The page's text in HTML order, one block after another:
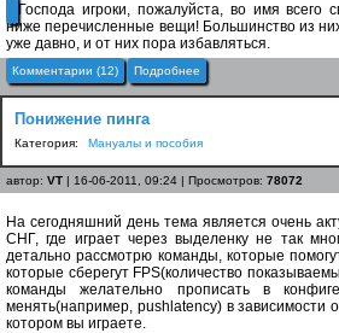
Господа игроки, пожалуйста, во имя всего
ниже перечисленные вещи! Большинство из
уже давно, и от них пора избавляться.
Комментарии (12) Подробнее
Понижение пинга
Категория: Мануалы и пособия
автор: VT | 16-06-2011, 09:24 | Просмотров: 78072
На сегодняшний день тема является очень
СНГ, где играет через выделенку не так
детально рассмотрю команды, которые
которые сберегут FPS(количество
команды желательно прописать в
менять(например, pushlatency) в зависимости
котором вы играете.